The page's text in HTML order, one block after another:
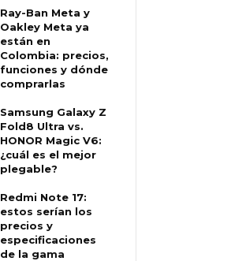
Ray-Ban Meta y
Oakley Meta ya
están en
Colombia: precios,
funciones y dónde
comprarlas
Samsung Galaxy Z
Fold8 Ultra vs.
HONOR Magic V6:
¿cuál es el mejor
plegable?
Redmi Note 17:
estos serían los
precios y
especificaciones
de la gama